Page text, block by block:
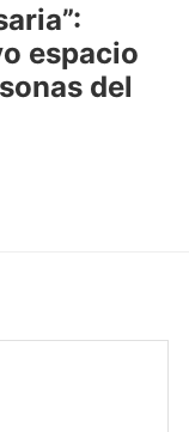
espacio
del